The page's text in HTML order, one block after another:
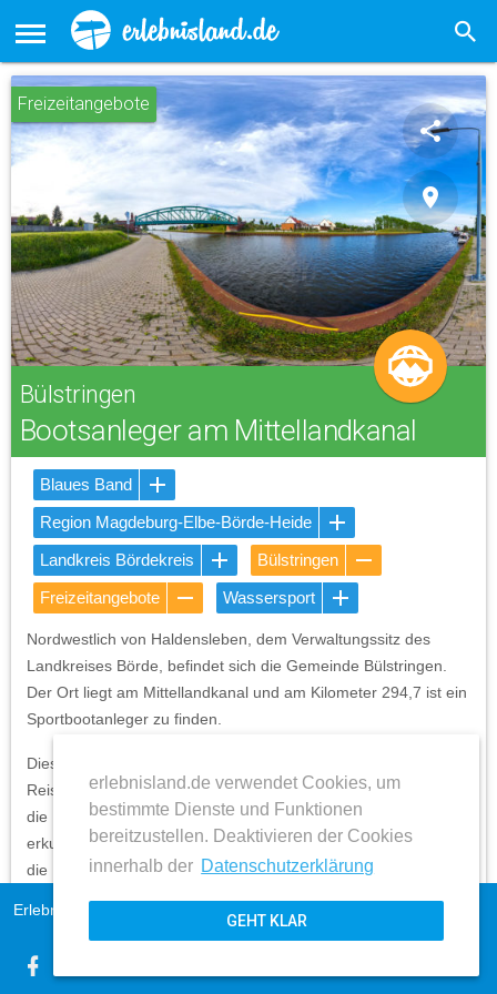
erlebnisland.de verwendet Cookies, um
bestimmte Dienste und Funktionen
bereitzustellen. Deaktivieren der Cookies
innerhalb der Datenschutzerklärung
GEHT KLAR
Freizeitangebote
Bülstringen
Bootsanleger am Mittellandkanal
share
place
Blaues Band
Region Magdeburg-Elbe-Börde-Heide
Landkreis Bördekreis
Bülstringen
Freizeitangebote
Wassersport
Nordwestlich von Haldensleben, dem Verwaltungssitz des
Landkreises Börde, befindet sich die Gemeinde Bülstringen.
Der Ort liegt am Mittellandkanal und am Kilometer 294,7 ist ein
Sportbootanleger zu finden.
Dieser Anleger gehört zum Netzwerk Blaues Band und bietet
Reisenden, die den Mittellandkanal mit einem Boot erkunden
die Möglichkeit eine Pause einzulegen und den Ort zu
erkunden. Beim Aufenthalt auf festem Boden kann man dort
die Kirche mit ihrer barocken Ausstattung und das an die Toten
Kontakt und Anschrift
Erlebnisland Sachsen-Anhalt
AGB